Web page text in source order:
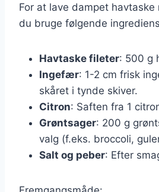
For at lave dampet
du bruge følgende
Havtaske fileter: 500 g
Ingefær: 1-2 cm frisk
skåret i tynde skiver.
Citron: Saften fra 1
Grøntsager: 200 g
valg (f.eks. broccoli,
Salt og peber: Efter